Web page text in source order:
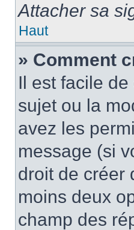
Attacher sa
Haut
» Comment
Il est facile
sujet ou la
avez les
message (si
droit de créer
moins deux
champ des